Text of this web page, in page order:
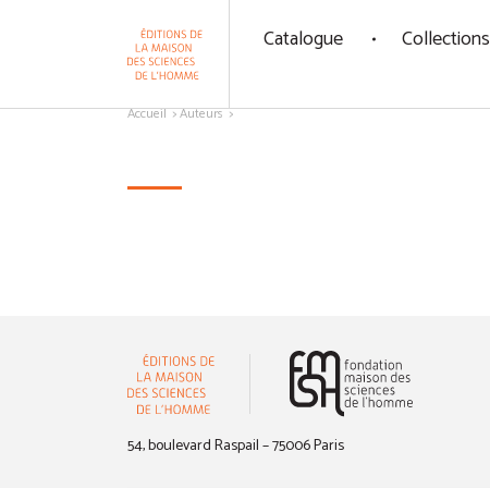
Catalogue Collections
Accueil Auteurs
54, boulevard Raspail – 75006 Paris